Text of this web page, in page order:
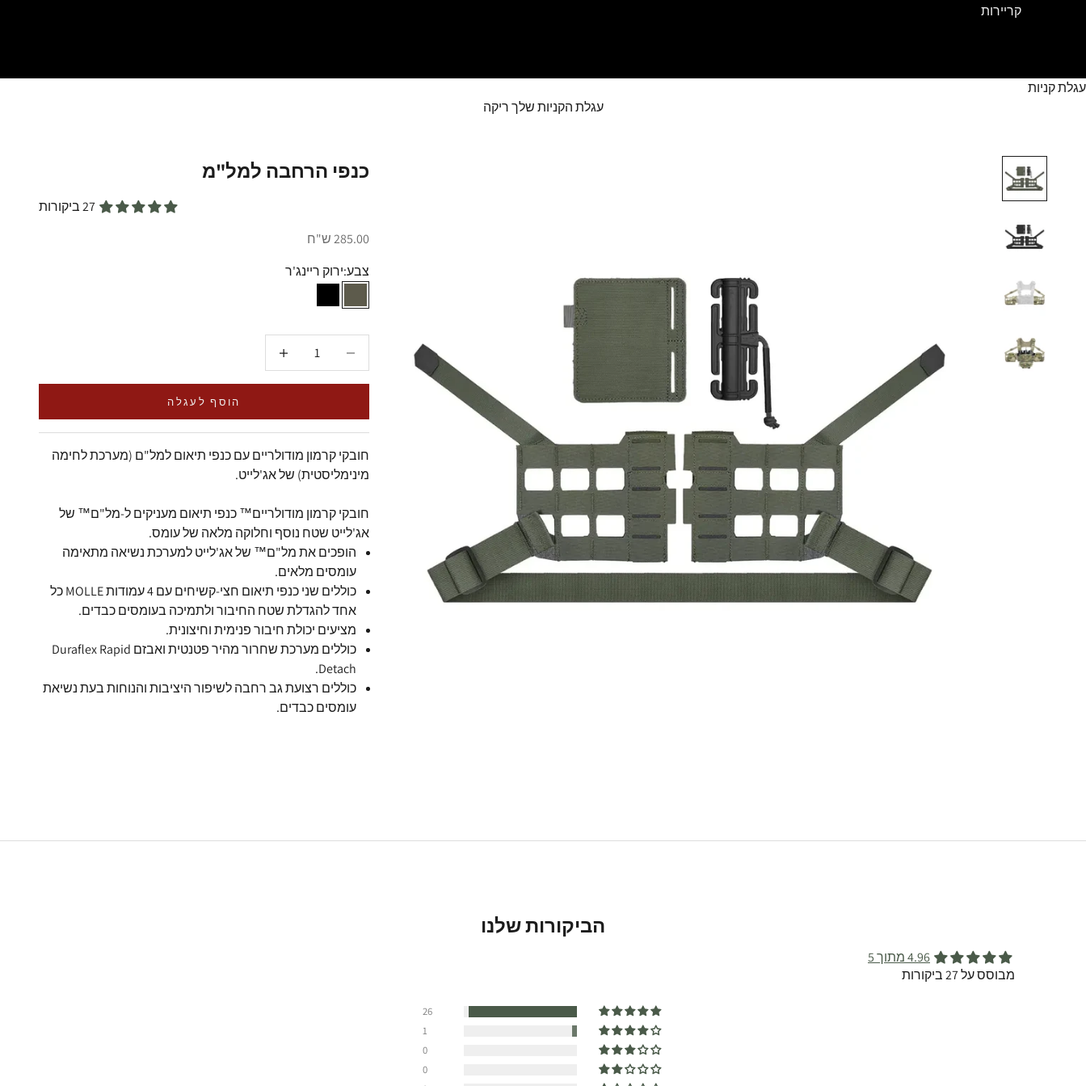
קריירות
עגלת קניות
עגלת הקניות שלך ריקה
כנפי הרחבה למל"מ
27 ביקורות
מחיר מבצע
285.00 ש"ח
צבע:ירוק ריינג'ר
ירוק ריינג'ר
שחור
הוסף לעגלה
חובקי קרמון מודולריים עםכנפי תיאום למל"ם (מערכת לחימה
מינימליסטית) של אג'לייט.
חובקי קרמון מודולריים™ כנפי תיאום מעניקים ל-מל"ם™ של
אג'לייט שטח נוסף וחלוקה מלאה של עומס.
הופכים אתמל"ם™ שלאג'לייטלמערכת נשיאה מתאימה
עומסים מלאים.
כוללים שניכנפי תיאום חצי-קשיחים עם 4 עמודות MOLLEכל
אחד להגדלת שטח החיבור ולתמיכה בעומסים כבדים.
מציעים יכולת חיבור פנימית וחיצונית.
כוללים מערכת שחרור מהיר פטנטית ואבזם Duraflex Rapid
Detach
.
כוללים רצועת גב רחבה לשיפור היציבות והנוחות בעת נשיאת
עומסים כבדים.
הביקורות שלנו
4.96 מתוך 5
מבוסס על 27 ביקורות
26
1
0
0